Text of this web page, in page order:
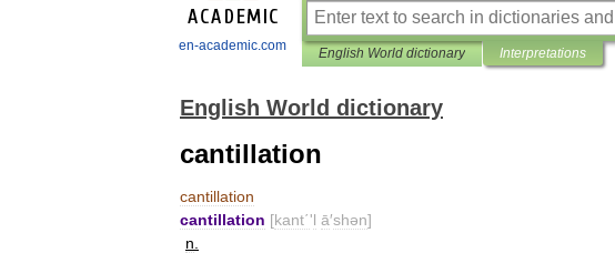
en-academic.com English World dictionary Interpretations
English World dictionary
cantillation
cantillation
cantillation [kant΄'l ā′shən]
n